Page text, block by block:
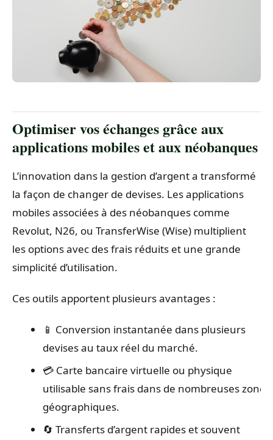
Optimiser vos échanges grâce aux
applications mobiles et aux néobanques
L’innovation dans la gestion d’argent a transformé
la façon de changer de devises. Les applications
mobiles associées à des néobanques comme
Revolut, N26, ou TransferWise (Wise) multiplient
les options avec des frais réduits et une grande
simplicité d’utilisation.
Ces outils apportent plusieurs avantages :
📱 Conversion instantanée dans plusieurs
devises au taux réel du marché.
💳 Carte bancaire virtuelle ou physique
utilisable sans frais dans de nombreuses zones
géographiques.
🔄 Transferts d’argent rapides et souvent